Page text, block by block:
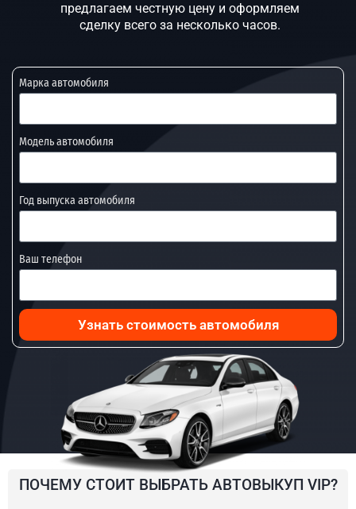
предлагаем честную цену и оформляем
сделку всего за несколько часов.
Марка автомобиля
Модель автомобиля
Год выпуска автомобиля
Ваш телефон
Узнать стоимость автомобиля
ПОЧЕМУ СТОИТ ВЫБРАТЬ АВТОВЫКУП VIP?